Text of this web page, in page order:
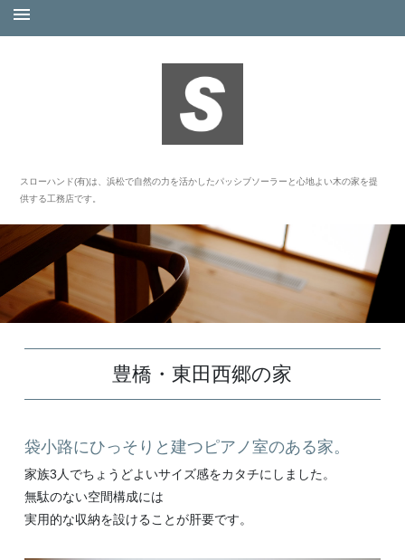
スローハンド(有)は、浜松で自然の力を活かしたパッシブソーラーと心地よい木の家を提
供する工務店です。
豊橋・東田西郷の家
袋小路にひっそりと建つピアノ室のある家。
家族3人でちょうどよいサイズ感をカタチにしました。
無駄のない空間構成には
実用的な収納を設けることが肝要です。